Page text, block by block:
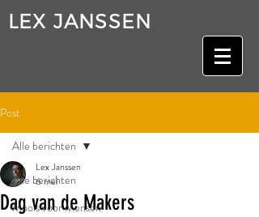
LEX JANSSEN
Post
Alle berichten
Moois voor Mensen
Alle berichten
Dag van de Makers
Lex Janssen
6 mei